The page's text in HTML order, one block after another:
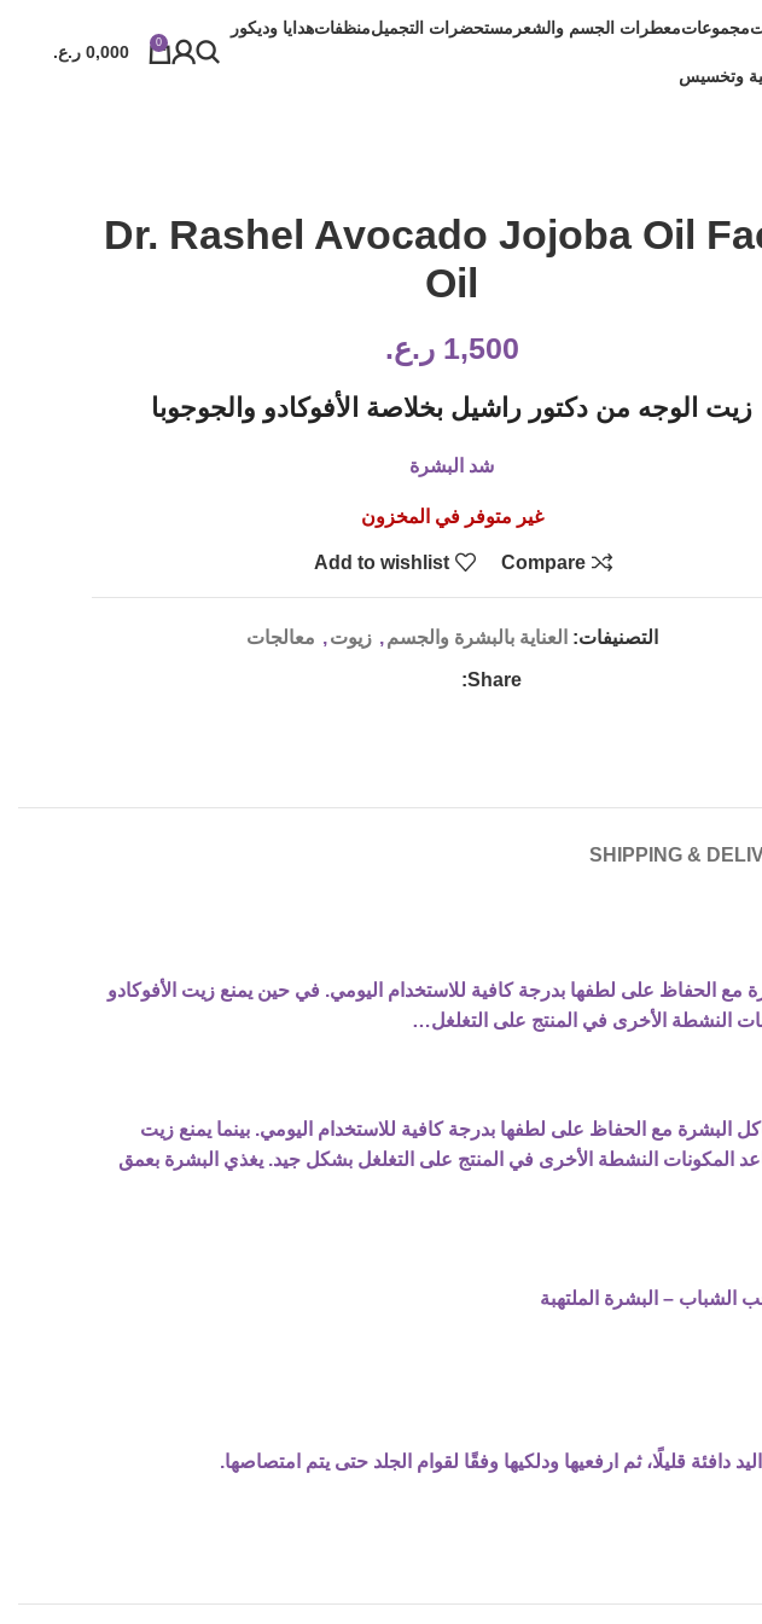
مجموعاتمعطرات الجسم والشعر مستحضرات التجميلمنظفاتهدايا وديكور
وتخسيس
0
0,000 ر.ع.
Dr. Rashel Avocado Jojoba Oil
Oil
1,500 ر.ع.
زيت الوجه من دكتور راشيل بخلاصة الأفوكادو والجوجوبا
شد البشرة
غير متوفر في المخزون
Compare
Add to wishlist
التصنيفات: العناية بالبشرة والجسم , زيوت , معالجات
Share:
SHIPPING &
مع الحفاظ على لطفها بدرجة كافية للاستخدام اليومي. في حين يمنع زيت الأفوكادو
النشطة الأخرى في المنتج على التغلغل…
البشرة مع الحفاظ على لطفها بدرجة كافية للاستخدام اليومي. بينما يمنع زيت
المكونات النشطة الأخرى في المنتج على التغلغل بشكل جيد. يغذي البشرة بعمق
– البشرة الملتهبة